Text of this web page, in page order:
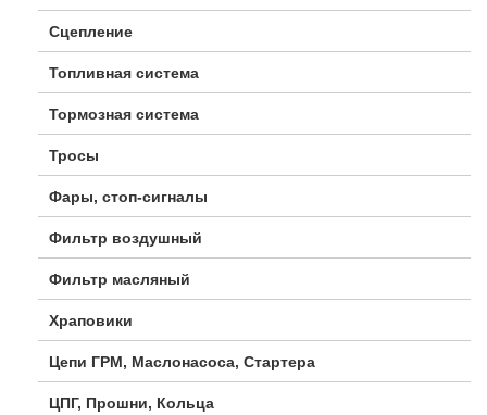
Сцепление
Топливная система
Тормозная система
Тросы
Фары, стоп-сигналы
Фильтр воздушный
Фильтр масляный
Храповики
Цепи ГРМ, Маслонасоса, Стартера
ЦПГ, Прошни, Кольца